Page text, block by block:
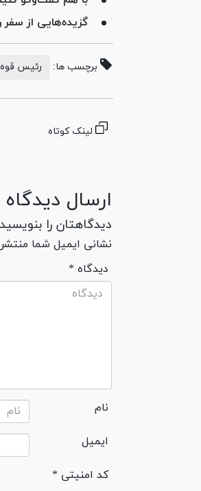
گزیده‌هایی از سفر
برچسب ها: رئیس
لینک کوتاه
ارسال دیدگاه
دیدگاهتان را بنویسید
نشانی ایمیل شما
* دیدگاه
نام
ایمیل
* کد امنیتی